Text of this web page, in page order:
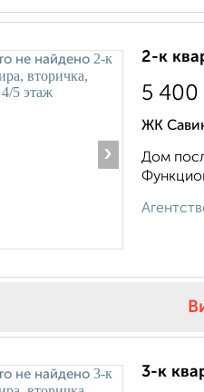
›
2-к
5
ЖК
Дом
3-к